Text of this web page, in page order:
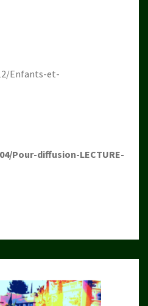
Enfants-et-
Pour-diffusion-LECTURE-